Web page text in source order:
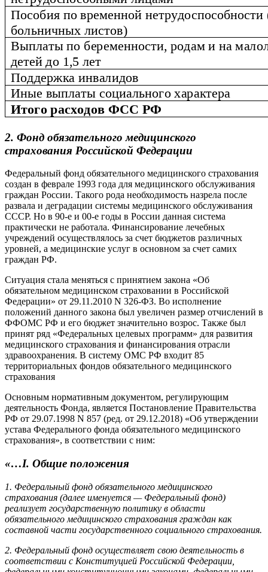
2. Фонд обязательного медицинского
страхования Российской Федерации
Федеральный фонд обязательного медицинского страхования
создан в феврале 1993 года для медицинского обслуживания
граждан России. Такого рода необходимость назрела после
развала и деградации системы медицинского обслуживания
СССР. Но в 90-е и 00-е годы в России данная система
практически не работала. Финансирование лечебных
учреждений осуществлялось за счет бюджетов различных
уровней, а медицинские услуг в основном за счет самих
граждан РФ.
Ситуация стала меняться с принятием закона «Об
обязательном медицинском страховании в Российской
Федерации» от 29.11.2010 N 326-ФЗ. Во исполнение
положений данного закона был увеличен размер отчислений в
ФФОМС РФ и его бюджет значительно возрос. Также был
принят ряд «Федеральных целевых программ» для развития
медицинского страхования и финансирования отрасли
здравоохранения. В систему ОМС РФ входит 85
территориальных фондов обязательного медицинского
страхования
Основным нормативным документом, регулирующим
деятельность Фонда, является Постановление Правительства
РФ от 29.07.1998 N 857 (ред. от 29.12.2018) «Об утверждении
устава Федерального фонда обязательного медицинского
страхования», в соответствии с ним:
«…I. Общие положения
1. Федеральный фонд обязательного медицинского
страхования (далее именуется — Федеральный фонд)
реализует государственную политику в области
обязательного медицинского страхования граждан как
составной части государственного социального страхования.
2. Федеральный фонд осуществляет свою деятельность в
соответствии с Конституцией Российской Федерации,